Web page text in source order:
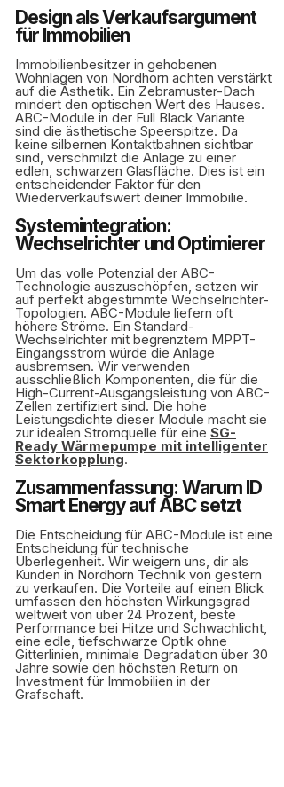
Design als Verkaufsargument
für Immobilien
Immobilienbesitzer in gehobenen
Wohnlagen von Nordhorn achten verstärkt
auf die Ästhetik. Ein Zebramuster-Dach
mindert den optischen Wert des Hauses.
ABC-Module in der Full Black Variante
sind die ästhetische Speerspitze. Da
keine silbernen Kontaktbahnen sichtbar
sind, verschmilzt die Anlage zu einer
edlen, schwarzen Glasfläche. Dies ist ein
entscheidender Faktor für den
Wiederverkaufswert deiner Immobilie.
Systemintegration:
Wechselrichter und Optimierer
Um das volle Potenzial der ABC-
Technologie auszuschöpfen, setzen wir
auf perfekt abgestimmte Wechselrichter-
Topologien. ABC-Module liefern oft
höhere Ströme. Ein Standard-
Wechselrichter mit begrenztem MPPT-
Eingangsstrom würde die Anlage
ausbremsen. Wir verwenden
ausschließlich Komponenten, die für die
High-Current-Ausgangsleistung von ABC-
Zellen zertifiziert sind. Die hohe
Leistungsdichte dieser Module macht sie
zur idealen Stromquelle für eine SG-
Ready Wärmepumpe mit intelligenter
Sektorkopplung.
Zusammenfassung: Warum ID
Smart Energy auf ABC setzt
Die Entscheidung für ABC-Module ist eine
Entscheidung für technische
Überlegenheit. Wir weigern uns, dir als
Kunden in Nordhorn Technik von gestern
zu verkaufen. Die Vorteile auf einen Blick
umfassen den höchsten Wirkungsgrad
weltweit von über 24 Prozent, beste
Performance bei Hitze und Schwachlicht,
eine edle, tiefschwarze Optik ohne
Gitterlinien, minimale Degradation über 30
Jahre sowie den höchsten Return on
Investment für Immobilien in der
Grafschaft.